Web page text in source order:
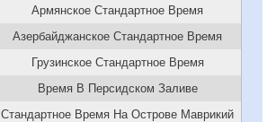
Армянское Стандартное Время
Азербайджанское Стандартное Время
Грузинское Стандартное Время
Время В Персидском Заливе
Стандартное Время На Острове Маврикий